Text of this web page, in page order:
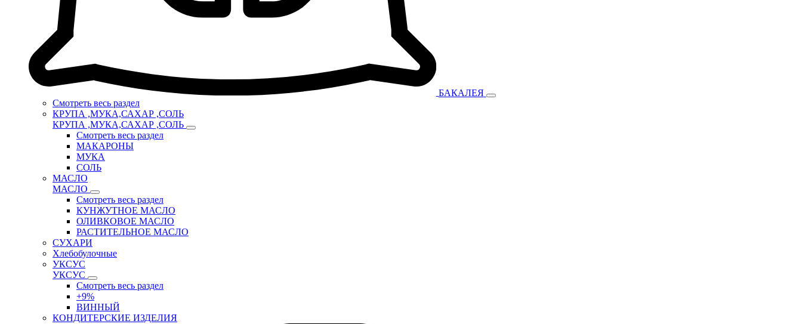
БАКАЛЕЯ
Смотреть весь раздел
КРУПА ,МУКА,САХАР ,СОЛЬ
КРУПА ,МУКА,САХАР ,СОЛЬ
Смотреть весь раздел
МАКАРОНЫ
МУКА
СОЛЬ
МАСЛО
МАСЛО
Смотреть весь раздел
КУНЖУТНОЕ МАСЛО
ОЛИВКОВОЕ МАСЛО
РАСТИТЕЛЬНОЕ МАСЛО
СУХАРИ
Хлебобулочные
УКСУС
УКСУС
Смотреть весь раздел
+9%
ВИННЫЙ
КОНДИТЕРСКИЕ ИЗДЕЛИЯ